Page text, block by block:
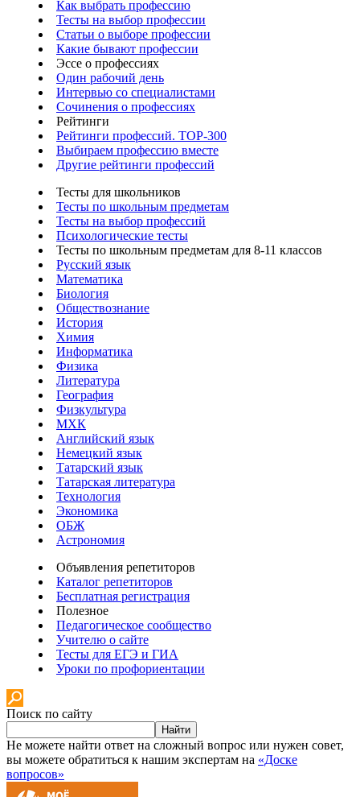
Как выбрать профессию
Тесты на выбор профессии
Статьи о выборе профессии
Какие бывают профессии
Эссе о профессиях
Один рабочий день
Интервью со специалистами
Сочинения о профессиях
Рейтинги
Рейтинги профессий. TOP-300
Выбираем профессию вместе
Другие рейтинги профессий
Тесты для школьников
Тесты по школьным предметам
Тесты на выбор профессий
Психологические тесты
Тесты по школьным предметам для 8-11 классов
Русский язык
Математика
Биология
Обществознание
История
Химия
Информатика
Физика
Литература
География
Физкультура
МХК
Английский язык
Немецкий язык
Татарский язык
Татарская литература
Технология
Экономика
ОБЖ
Астрономия
Объявления репетиторов
Каталог репетиторов
Бесплатная регистрация
Полезное
Педагогическое сообщество
Учителю о сайте
Тесты для ЕГЭ и ГИА
Уроки по профориентации
Поиск по сайту
Найти
Не можете найти ответ на сложный вопрос или нужен совет,
вы можете обратиться к нашим экспертам на «Доске
вопросов»